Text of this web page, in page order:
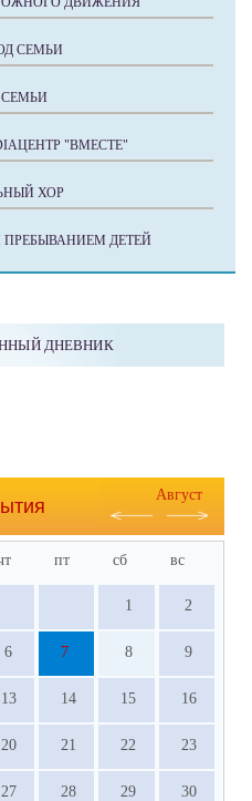
СЕМЬИ
СЕМЬИ
"ВМЕСТЕ"
ХОР
ДЕТЕЙ
ДНЕВНИК
Август
пт сб вс
1 2
6 7 8 9
13 14 15 16
20 21 22 23
27 28 29 30